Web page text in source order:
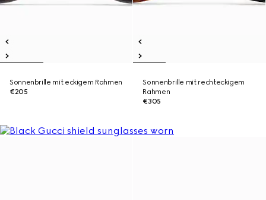
Sonnenbrille mit eckigem Rahmen
€205
Sonnenbrille mit rechteckigem
Rahmen
€305